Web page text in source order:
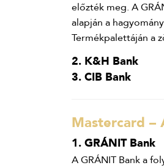
előzték meg. A
alapján a
Termékpalettáján a
2. K&H Bank
3. CIB Bank
Mastercard –
1. GRÁNIT Bank
A GRÁNIT Bank a